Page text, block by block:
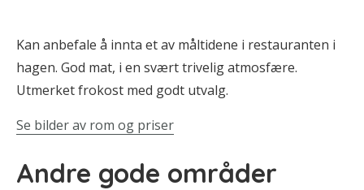
Kan anbefale å innta et av måltidene i restauranten i
hagen. God mat, i en svært trivelig atmosfære.
Utmerket frokost med godt utvalg.
Se bilder av rom og priser
Andre gode områder